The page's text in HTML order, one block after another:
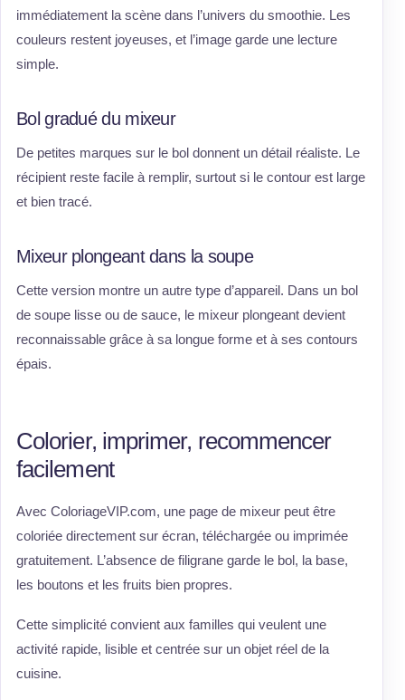
immédiatement la scène dans l’univers du smoothie. Les
couleurs restent joyeuses, et l’image garde une lecture
simple.
Bol gradué du mixeur
De petites marques sur le bol donnent un détail réaliste. Le
récipient reste facile à remplir, surtout si le contour est large
et bien tracé.
Mixeur plongeant dans la soupe
Cette version montre un autre type d’appareil. Dans un bol
de soupe lisse ou de sauce, le mixeur plongeant devient
reconnaissable grâce à sa longue forme et à ses contours
épais.
Colorier, imprimer, recommencer
facilement
Avec ColoriageVIP.com, une page de mixeur peut être
coloriée directement sur écran, téléchargée ou imprimée
gratuitement. L’absence de filigrane garde le bol, la base,
les boutons et les fruits bien propres.
Cette simplicité convient aux familles qui veulent une
activité rapide, lisible et centrée sur un objet réel de la
cuisine.